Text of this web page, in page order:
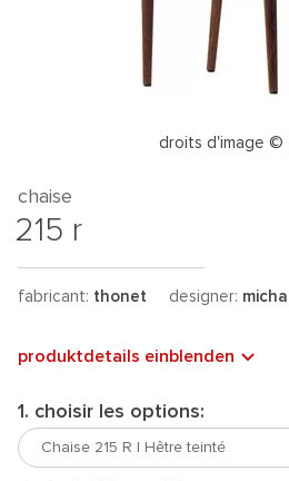
droits d'image ©
chaise
215 r
fabricant: thonet designer:
produktdetails einblenden
1. choisir les options: